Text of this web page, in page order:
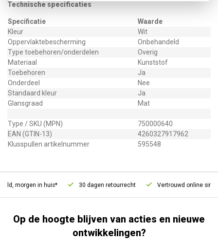
Technische specificaties
Specificatie
Waarde
Kleur
Wit
Oppervlaktebescherming
Onbehandeld
Type toebehoren/onderdelen
Overig
Materiaal
Kunststof
Toebehoren
Ja
Onderdeel
Nee
Standaard kleur
Ja
Glansgraad
Mat
Type / SKU (MPN)
750000640
EAN (GTIN-13)
4260327917962
Klusspullen artikelnummer
595548
morgen in huis* 30 dagen retourrecht Vertrouwd online sinds
Op de hoogte blijven van acties en nieuwe
ontwikkelingen?